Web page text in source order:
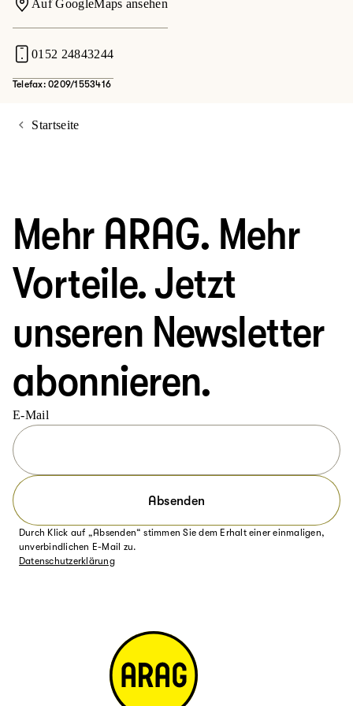
Auf GoogleMaps ansehen
0152 24843244
Telefax: 0209/1553416
Startseite
Mehr ARAG. Mehr
Vorteile. Jetzt
unseren Newsletter
abonnieren.
E-Mail
Absenden
Durch Klick auf „Absenden“ stimmen Sie dem Erhalt einer einmaligen,
unverbindlichen E-Mail zu.
Datenschutzerklärung